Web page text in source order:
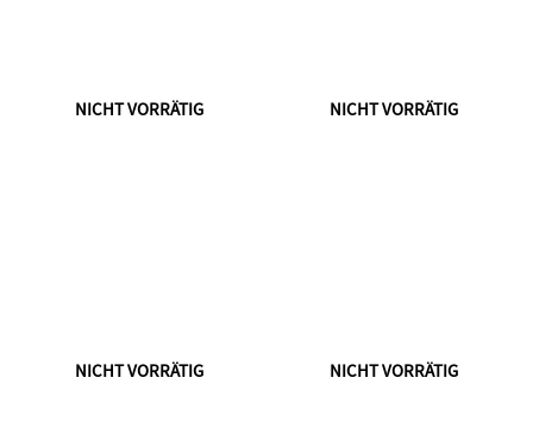
NICHT VORRÄTIG NICHT VORRÄTIG
NICHT VORRÄTIG NICHT VORRÄTIG